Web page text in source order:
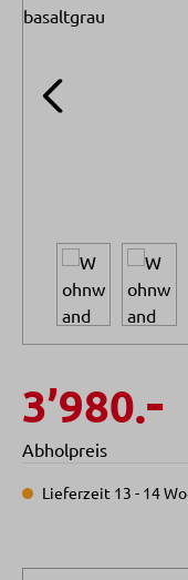
3’980.-
Abholpreis
Lieferzeit 13 - 14